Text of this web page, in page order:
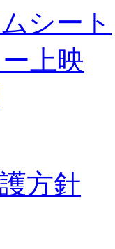
シート
上映
方針